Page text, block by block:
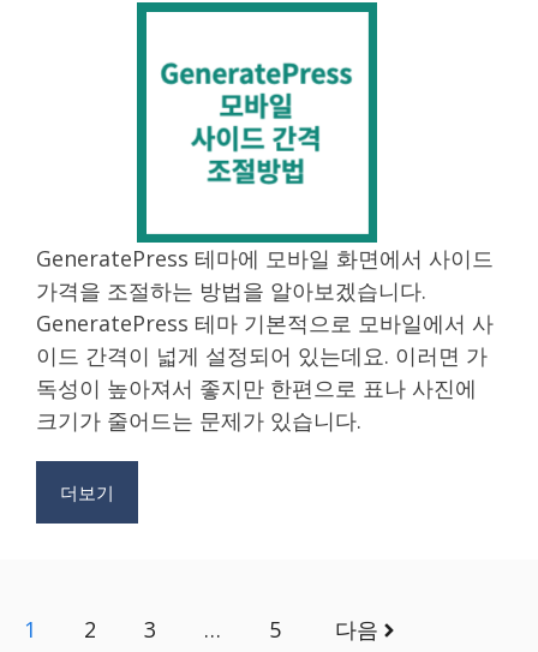
GeneratePress 테마에 모바일 화면에서 사이드
가격을 조절하는 방법을 알아보겠습니다.
GeneratePress 테마 기본적으로 모바일에서 사
이드 간격이 넓게 설정되어 있는데요. 이러면 가
독성이 높아져서 좋지만 한편으로 표나 사진에
크기가 줄어드는 문제가 있습니다.
더보기
1 2 3 … 5 다음